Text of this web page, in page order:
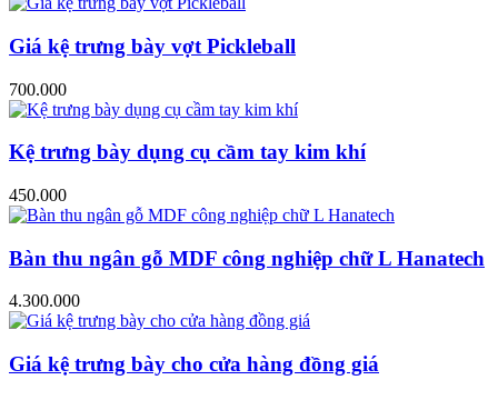
Giá kệ trưng bày vợt Pickleball
700.000
Kệ trưng bày dụng cụ cầm tay kim khí
450.000
Bàn thu ngân gỗ MDF công nghiệp chữ L Hanatech
4.300.000
Giá kệ trưng bày cho cửa hàng đồng giá